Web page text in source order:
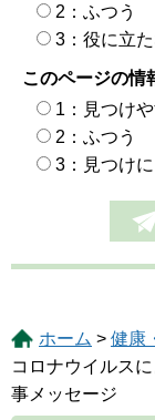
2：ふつう
3：役に立
このページの情
1：見つけ
2：ふつう
3：見つけ
ホーム > 健康
コロナウイルス
事メッセージ